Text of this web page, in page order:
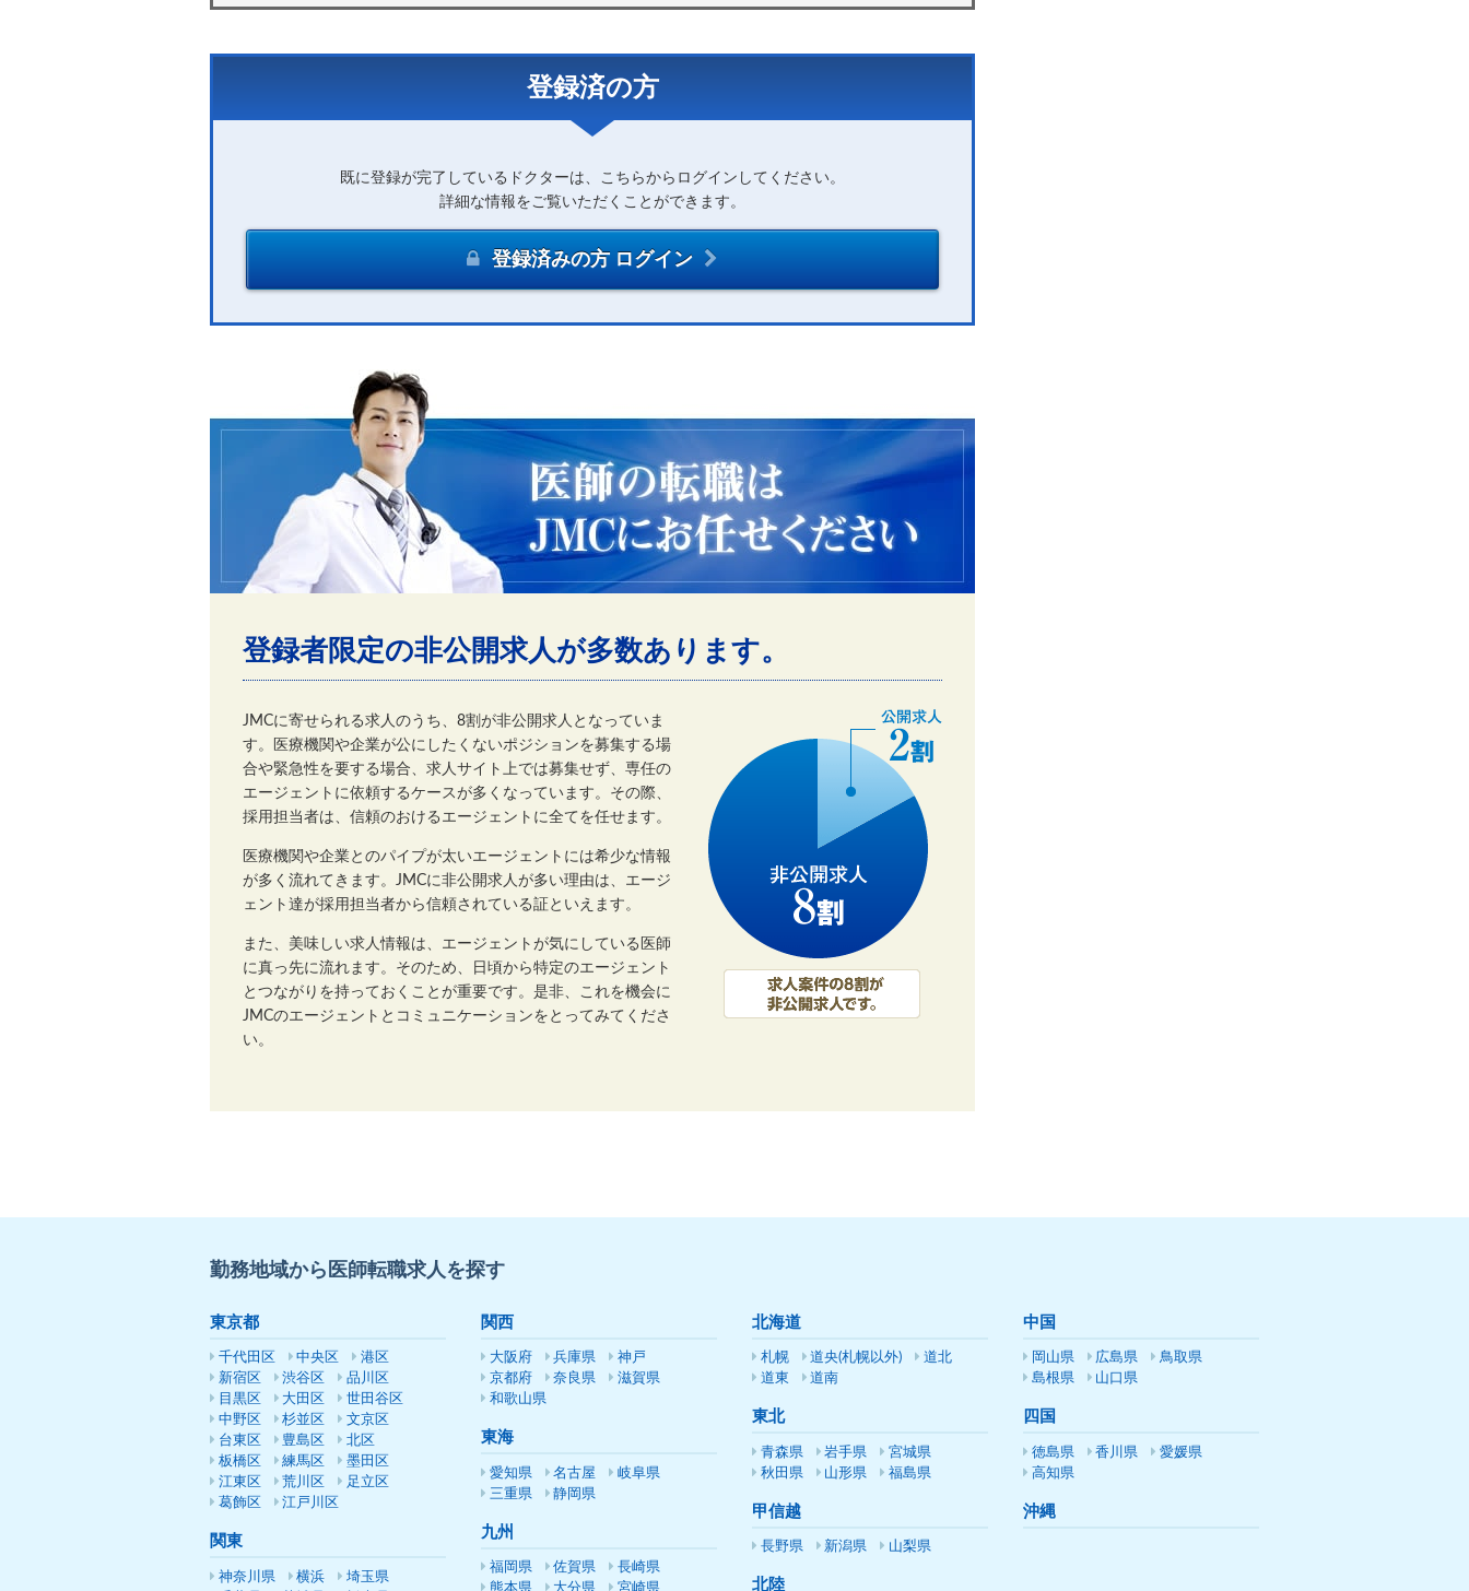
登録済の方
既に登録が完了しているドクターは、こちらからログインしてください。
詳細な情報をご覧いただくことができます。
登録済みの方 ログイン
登録者限定の非公開求人が多数あります。
JMCに寄せられる求人のうち、8割が非公開求人となっていま
す。医療機関や企業が公にしたくないポジションを募集する場
合や緊急性を要する場合、求人サイト上では募集せず、専任の
エージェントに依頼するケースが多くなっています。その際、
採用担当者は、信頼のおけるエージェントに全てを任せます。
医療機関や企業とのパイプが太いエージェントには希少な情報
が多く流れてきます。JMCに非公開求人が多い理由は、エージ
ェント達が採用担当者から信頼されている証といえます。
また、美味しい求人情報は、エージェントが気にしている医師
に真っ先に流れます。そのため、日頃から特定のエージェント
とつながりを持っておくことが重要です。是非、これを機会に
JMCのエージェントとコミュニケーションをとってみてくださ
い。
勤務地域から医師転職求人を探す
東京都
千代田区 中央区
港区
新宿区
渋谷区
品川区
目黒区
大田区
世田谷区
中野区
杉並区
文京区
台東区
豊島区
北区
板橋区
練馬区
墨田区
江東区
荒川区
足立区
葛飾区
江戸川区
関東
神奈川県 横浜
埼玉県
関西
大阪府 兵庫県
神戸
京都府
奈良県
滋賀県
和歌山県
東海
愛知県 名古屋
岐阜県
三重県
静岡県
九州
福岡県 佐賀県
長崎県
北海道
札幌 道央(札幌以外)
道北
道東
道南
東北
青森県 岩手県
宮城県
秋田県
山形県 福島県
甲信越
長野県 新潟県 山梨県
北陸
中国
岡山県 広島県
鳥取県
島根県
山口県
四国
徳島県 香川県
愛媛県
高知県
沖縄